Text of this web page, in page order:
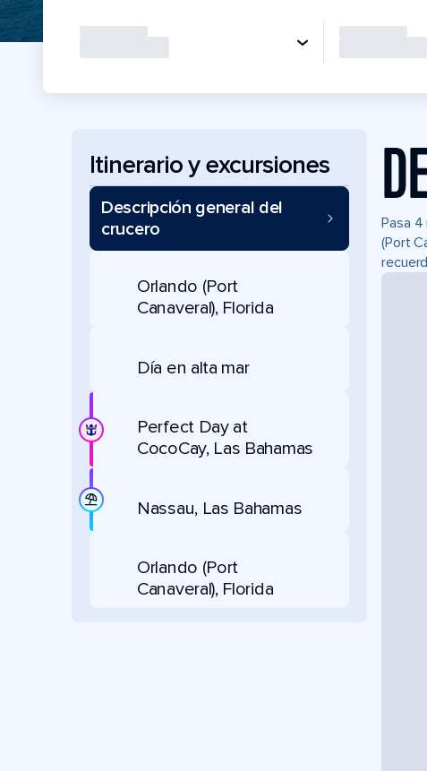
Itinerario y excursiones
Descripción general del
crucero
Orlando (Port
Canaveral), Florida
Día en alta mar
Perfect Day at
CocoCay, Las Bahamas
Nassau, Las Bahamas
Orlando (Port
Canaveral), Florida
Pasa
(Port